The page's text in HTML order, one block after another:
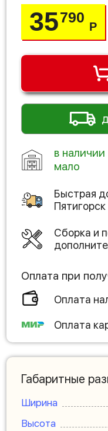
35790
Р
в
мало
Быстрая
Пятигорск
Сборка и
Оплата при
Оплата
Оплата
Габаритные
Ширина
Высота